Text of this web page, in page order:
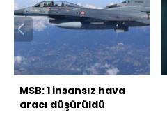
MSB: 1 insansız hava
aracı düşürüldü